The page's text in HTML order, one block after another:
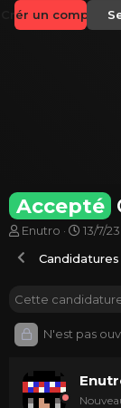
Crér un compte
Accepté
A
t
u
d
e
a
d
Enutro
D
t
d
u
13/7/23
Cette
N'est pas